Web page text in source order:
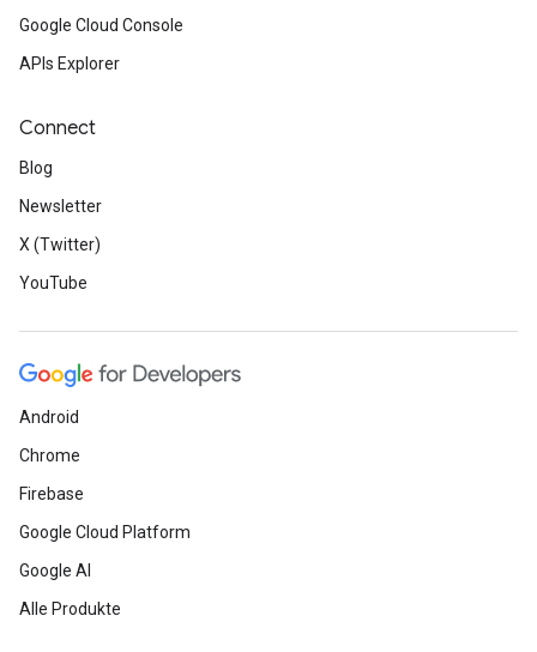
Google Cloud Console
APIs Explorer
Connect
Blog
Newsletter
X (Twitter)
YouTube
Android
Chrome
Firebase
Google Cloud Platform
Google AI
Alle Produkte